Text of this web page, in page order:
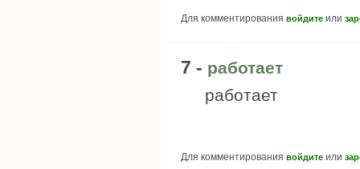
Для комментирования войдите или
7 - работает
работает
Для комментирования войдите или